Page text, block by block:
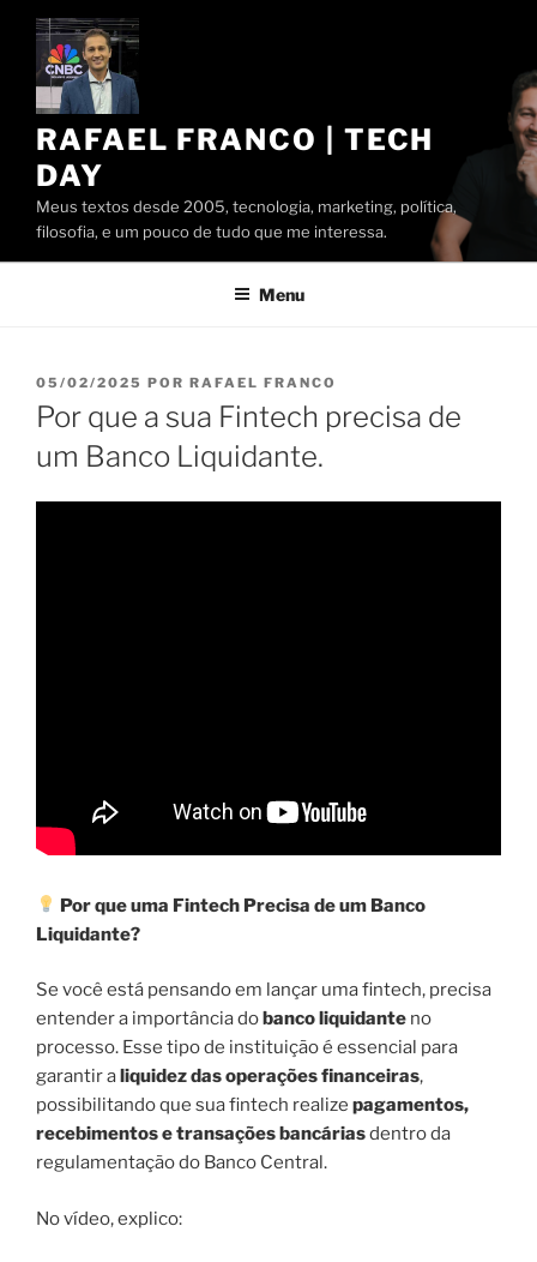
Pular
conteúdo
RAFAEL FRANCO | TECH
DAY
Meus textos desde 2005, tecnologia, marketing, política,
filosofia, e um pouco de tudo que me interessa.
Menu
PUBLICADO
EM
05/02/2025 POR RAFAEL FRANCO
Por que a sua Fintech precisa de
um Banco Liquidante.
Por que uma Fintech Precisa de um Banco
Liquidante?
Se você está pensando em lançar uma fintech, precisa
entender a importância dobanco liquidante no
processo. Esse tipo de instituição é essencial para
garantir aliquidez das operações financeiras,
possibilitando que sua fintech realize pagamentos,
recebimentos e transações bancáriasdentro da
regulamentação do Banco Central.
No vídeo, explico: